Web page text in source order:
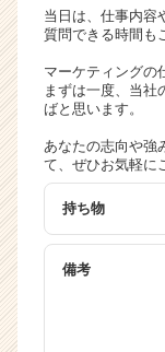
当日は、仕事内容
質問できる時間も
マーケティングの
まずは一度、当社
ばと思います。
あなたの志向や強
て、ぜひお気軽に
持ち物
備考